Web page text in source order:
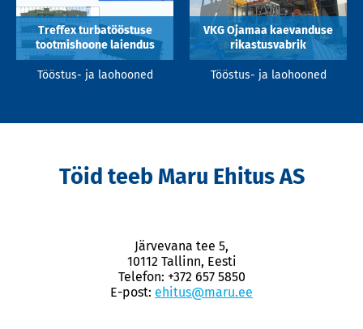
Treffex turbatööstuse
tootmishoone laiendus
Tööstus- ja laohooned
VKG Ojamaa kaevanduse
rikastusvabrik
Tööstus- ja laohooned
Töid teeb Maru Ehitus AS
Järvevana tee 5,
10112 Tallinn, Eesti
Telefon: +372 657 5850
E-post: ehitus@maru.ee